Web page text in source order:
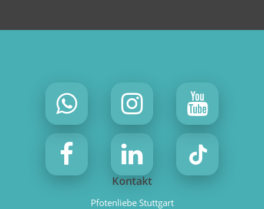
Kontakt
Pfotenliebe Stuttgart